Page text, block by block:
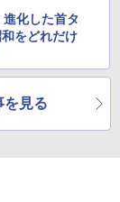
化した首タ
をどれだけ
を見る